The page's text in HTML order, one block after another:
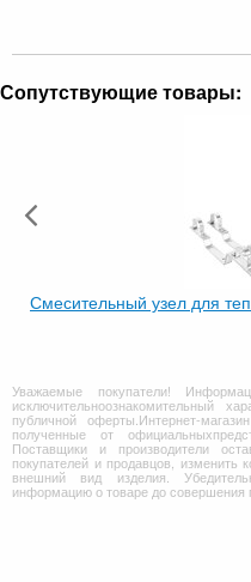
Сопутствующие товары:
Смесительный узел для
Уважаемые покупатели!
исключительноознакомительный
публичной оферты.Интернет-
полученные от
Поставщики и производители
покупателей и продавцов, изменить
внешний вид изделия.
информацию о товаре до совершения